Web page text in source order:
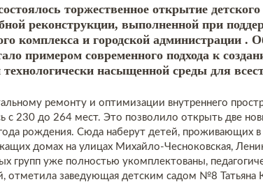
торжественное открытие
реконструкции, выполненной при
комплекса и городской администрации .
примером современного подхода к
насыщенной среды для
ремонту и оптимизации внутреннего
с 230 до 264 мест. Это позволило открыть две
рождения. Сюда наберут детей, проживающих в
домах на улицах Михайло-Чесноковская,
групп уже полностью укомплектованы,
отметила заведующая детским садом №8 Татьяна